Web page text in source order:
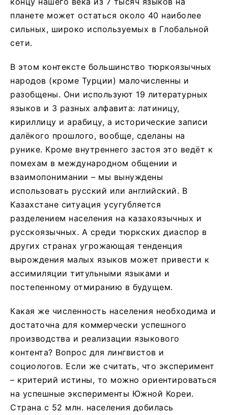
планете может остаться около 40 наиболее
сильных, широко используемых в Глобальной
сети.
В этом контексте большинство тюркоязычных
народов (кроме Турции) малочисленны и
разобщены. Они используют 19 литературных
языков и 3 разных алфавита: латиницу,
кириллицу и арабицу, а исторические записи
далёкого прошлого, вообще, сделаны на
рунике. Кроме внутреннего застоя это ведёт к
помехам в международном общении и
взаимопонимании – мы вынуждены
использовать русский или английский. В
Казахстане ситуация усугубляется
разделением населения на казахоязычных и
русскоязычных. А среди тюркских диаспор в
других странах угрожающая тенденция
вырождения малых языков может привести к
ассимиляции титульными языками и
постепенному отмиранию в будущем.
Какая же численность населения необходима и
достаточна для коммерчески успешного
производства и реализации языкового
контента? Вопрос для лингвистов и
социологов. Если же считать, что эксперимент
– критерий истины, то можно ориентироваться
на успешные эксперименты Южной Кореи.
Страна с 52 млн. населения добилась